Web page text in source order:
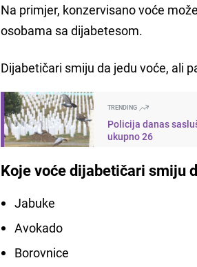
Na primjer, konzervisano voće
osobama sa dijabetesom.
Dijabetičari smiju da jedu voće, ali
TRENDING
Policija danas
ukupno 26
Koje voće dijabetičari smiju
Jabuke
Avokado
Borovnice